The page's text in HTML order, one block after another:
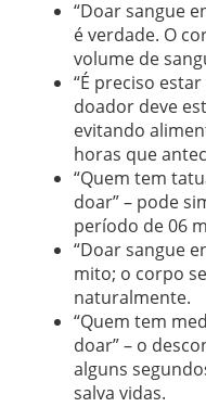
“Doar sangue
é verdade. O
volume de
“É preciso
doador deve
evitando
horas que
“Quem tem
doar” – pode
período de 06
“Doar sangue
mito; o corpo
naturalmente.
“Quem tem
doar” – o
alguns
salva vidas.